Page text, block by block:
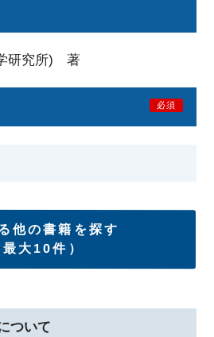
研究所) 著
必須
他の書籍を探す
最大10件）
ついて